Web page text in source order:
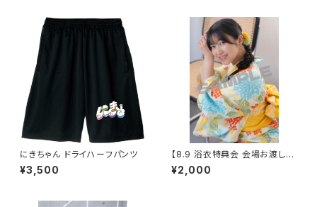
にきちゃん ドライハーフパンツ
¥3,500
【8.9 浴衣特典会 会場お渡し限
定】らく 浴衣ポートレート ※発
送はいたしません
¥2,000